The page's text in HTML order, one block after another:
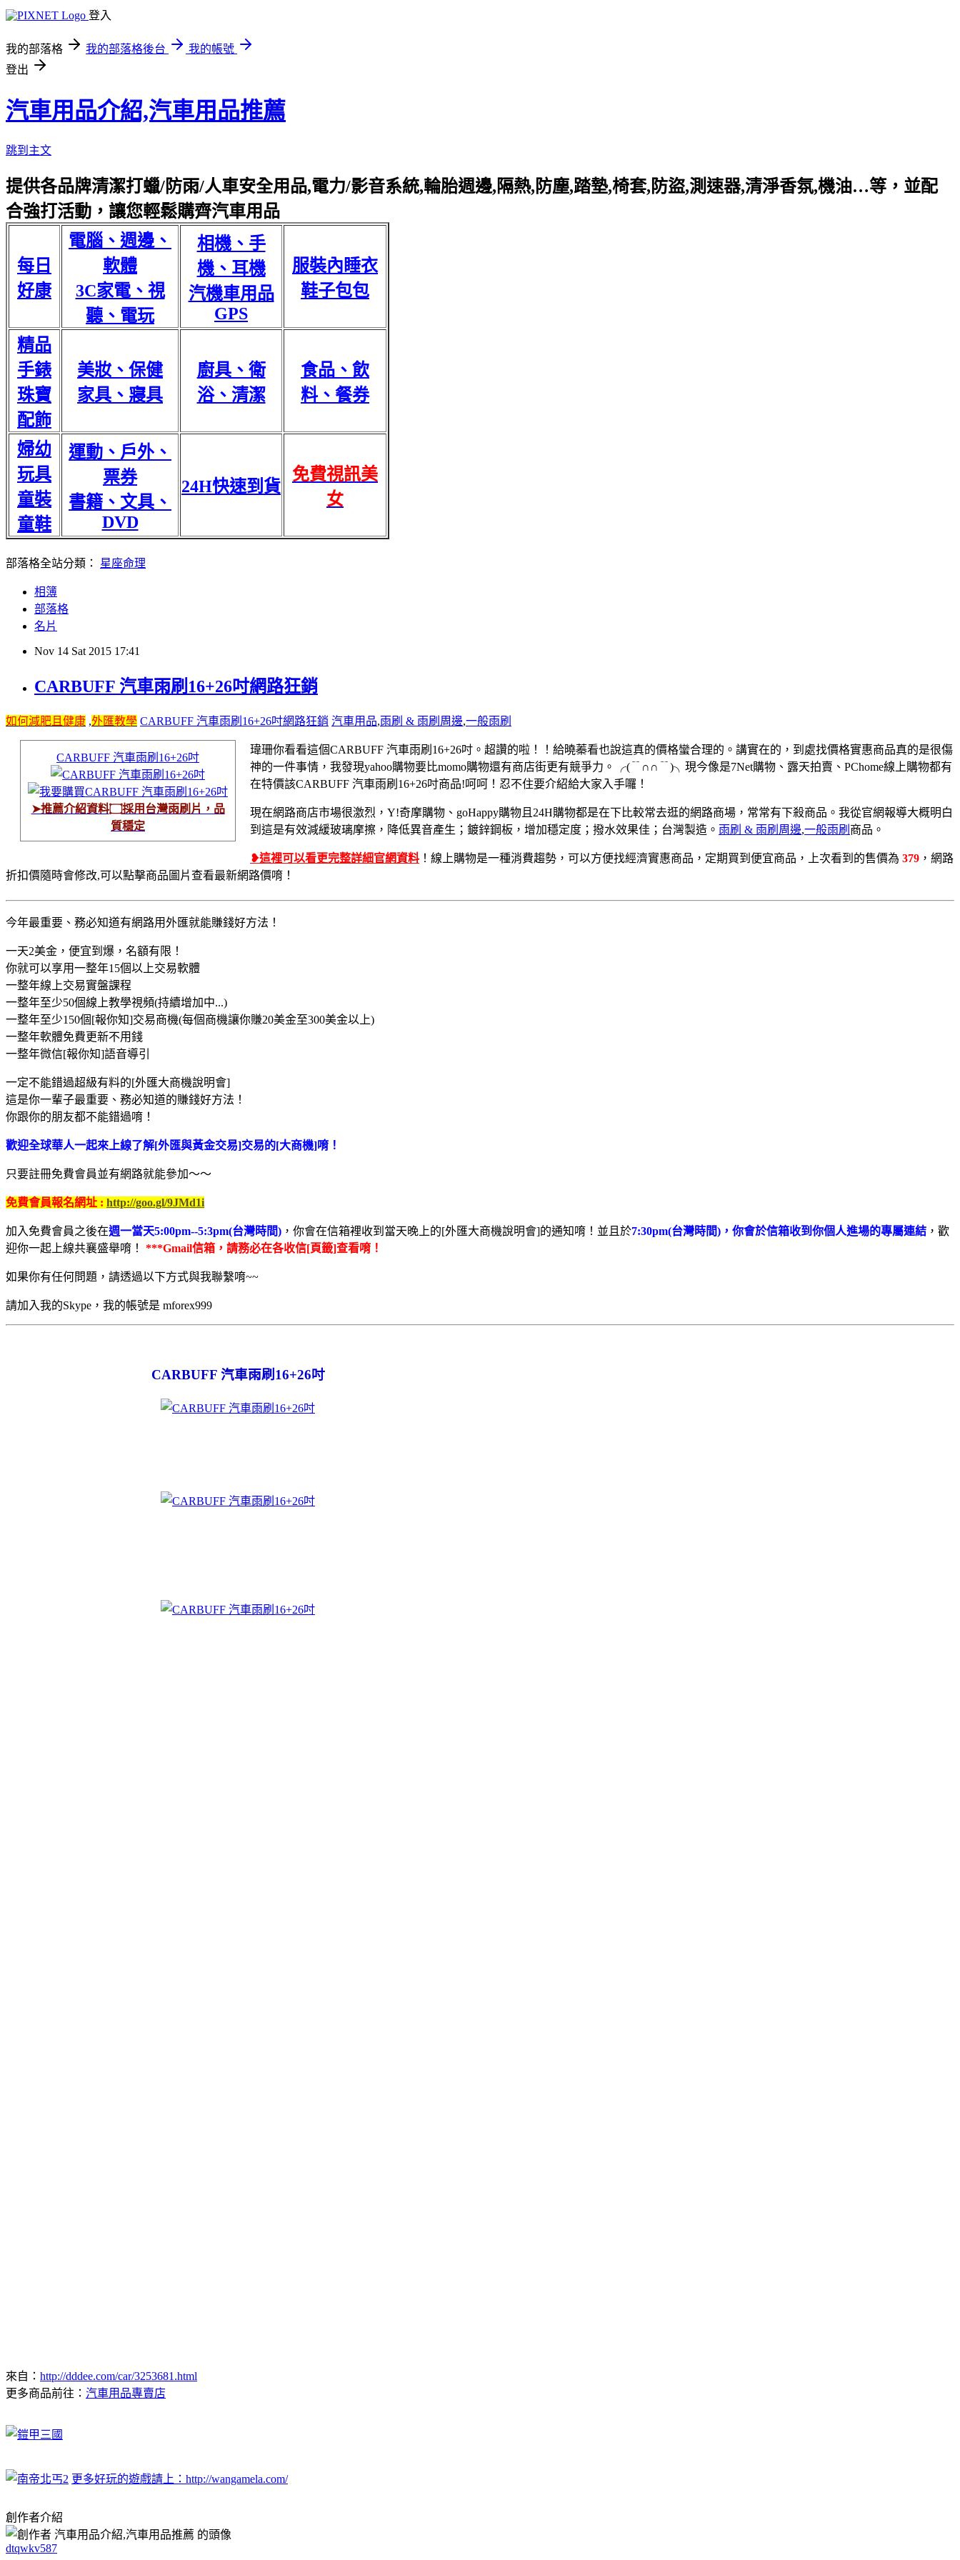
登入
我的部落格 我的部落格後台
我的帳號
登出
汽車用品介紹,汽車用品推薦
跳到主文
提供各品牌清潔打蠟/防雨/人車安全用品,電力/影音系統,輪胎週邊,隔熱,防塵,踏墊,椅套,防盜,測速器,清淨香氛,機油…等，並配
合強打活動，讓您輕鬆購齊汽車用品
每日
好康
電腦、週邊、
軟體
3C家電、視
聽、電玩
相機、手
機、耳機
汽機車用品
GPS
服裝內睡衣
鞋子包包
精品
手錶
珠寶
配飾
美妝、保健
家具、寢具
廚具、衛
浴、清潔
食品、飲
料、餐券
婦幼
玩具
童裝
童鞋
運動、戶外、
票券
書籍、文具、
DVD
24H快速到貨
免費視訊美
女
部落格全站分類： 星座命理
相簿
部落格
名片
Nov 14 Sat 2015 17:41
CARBUFF 汽車雨刷16+26吋網路狂銷
如何減肥且健康 ,外匯教學 CARBUFF 汽車雨刷16+26吋網路狂銷 汽車用品,雨刷 & 雨刷周邊,一般雨刷
CARBUFF 汽車雨刷16+26吋
➤推薦介紹資料۝採用台灣雨刷片，品
質穩定
瑋珊你看看這個CARBUFF 汽車雨刷16+26吋。超讚的啦！！ 給曉蓁看也說這真的價格蠻合理的。講實在的，到處找價格實惠商品真的是很傷
神的一件事情，我發現yahoo購物要比momo購物還有商店街更有競爭力。
╭(﹊∩∩﹊)╮ 現今像是7Net購物、露天拍賣、PChome線上購物都有
在特價該CARBUFF 汽車雨刷16+26吋商品!呵呵！忍不住要介紹給大家入手囉！
現在網路商店市場很激烈，Y!奇摩購物、goHappy購物且24H購物都是在下比較常去逛的網路商場，常常有下殺商品。我從官網報導大概明白
到這是有效減緩玻璃摩擦，降低異音產生；鍍鋅鋼板，增加穩定度；撥水效果佳；台灣製造。 雨刷 & 雨刷周邊,一般雨刷 商品。
❥這裡可以看更完整詳細官網資料 ！線上購物是一種消費趨勢，可以方便找經濟實惠商品，定期買到便宜商品，上次看到的售價為 379 ，網路
折扣價隨時會修改,可以點擊商品圖片查看最新網路價唷！
今年最重要、務必知​道有網路用外匯就能賺錢好方法！
一天2美金，便宜到爆，名額有限！
你就可以享用一整年15個以上交易軟體
一整年線上交易實盤課程
一整年至少50個線上教學視頻(持續增加中...)
一整年至少150個[報你知]交易商機(每個商機讓你賺20美金至300美金以上)
一整年軟體免費更新不用錢
一整年微信[報你知]語音導引
一定不能錯過超級有料的[外匯大商機說明會]
這是你一輩子最重要、務必知道的賺錢好方法！
你跟你的朋友都不能錯過唷！
歡迎全球華人一起來上線了解[外匯與黃金交易]交易的[大商機]唷！
只要註冊免費會員並有網路就能參加～～
免費會員報名網址 : http://goo.gl/9JMd1i
加入免費會員之後在週一當天5:00pm--5:3pm(台灣時間) ，你會在信箱裡收到當天晚上的[外匯大商機說明會]的通知唷！並且於7:30pm(台灣時間)，你會於信箱收到你個人進場的專屬連結 ，歡
迎你一起上線共襄盛舉唷！ ***Gmail信箱，請務必在各收信[頁籤]查看唷！
如果你有任何問題，請透過以下方式與我聯繫唷~~
請加入我的Skype，我的帳號是 mforex999
CARBUFF 汽車雨刷16+26吋
來自： http://dddee.com/car/3253681.html
更多商品前往： 汽車用品專賣店
更多好玩的遊戲請上：http://wangamela.com/
創作者介紹
dtqwkv587